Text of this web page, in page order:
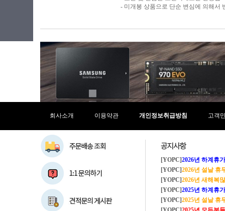
- 미개봉 상품으로 단순 변심에 의해서
회사소개 이용약관 개인정보취급방침 고객
[YOPC]2026년 하계휴가 8/1~8/4
[YOPC]2026년 설날 휴
[YOPC]2026년 새해복많
[YOPC]2025년 하계휴가 8/2~8/5
[YOPC]2025년 설날 휴